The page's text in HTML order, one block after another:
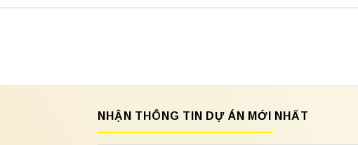
NHẬN THÔNG TIN DỰ ÁN MỚI NHẤT